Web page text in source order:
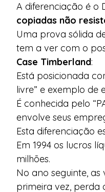
A diferenciação é o
copiadas não
Uma prova sólida
tem a ver com o
Case Timberland:
Está posicionada
livre” e exemplo de
É conhecida pelo
envolve seus
Esta diferenciação
Em 1994 os lucros
milhões.
No ano seguinte,
primeira vez, perda